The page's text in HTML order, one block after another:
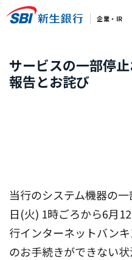
サービスの一部停
報告とお詫び
当行のシステム機器の
日(火) 1時ごろから6月
行インターネットバン
のお手続きができない状
企業・IR